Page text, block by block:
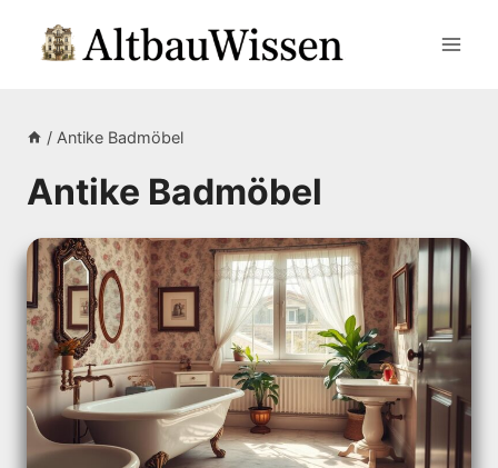
Inhalt
/ Antike Badmöbel
Antike Badmöbel